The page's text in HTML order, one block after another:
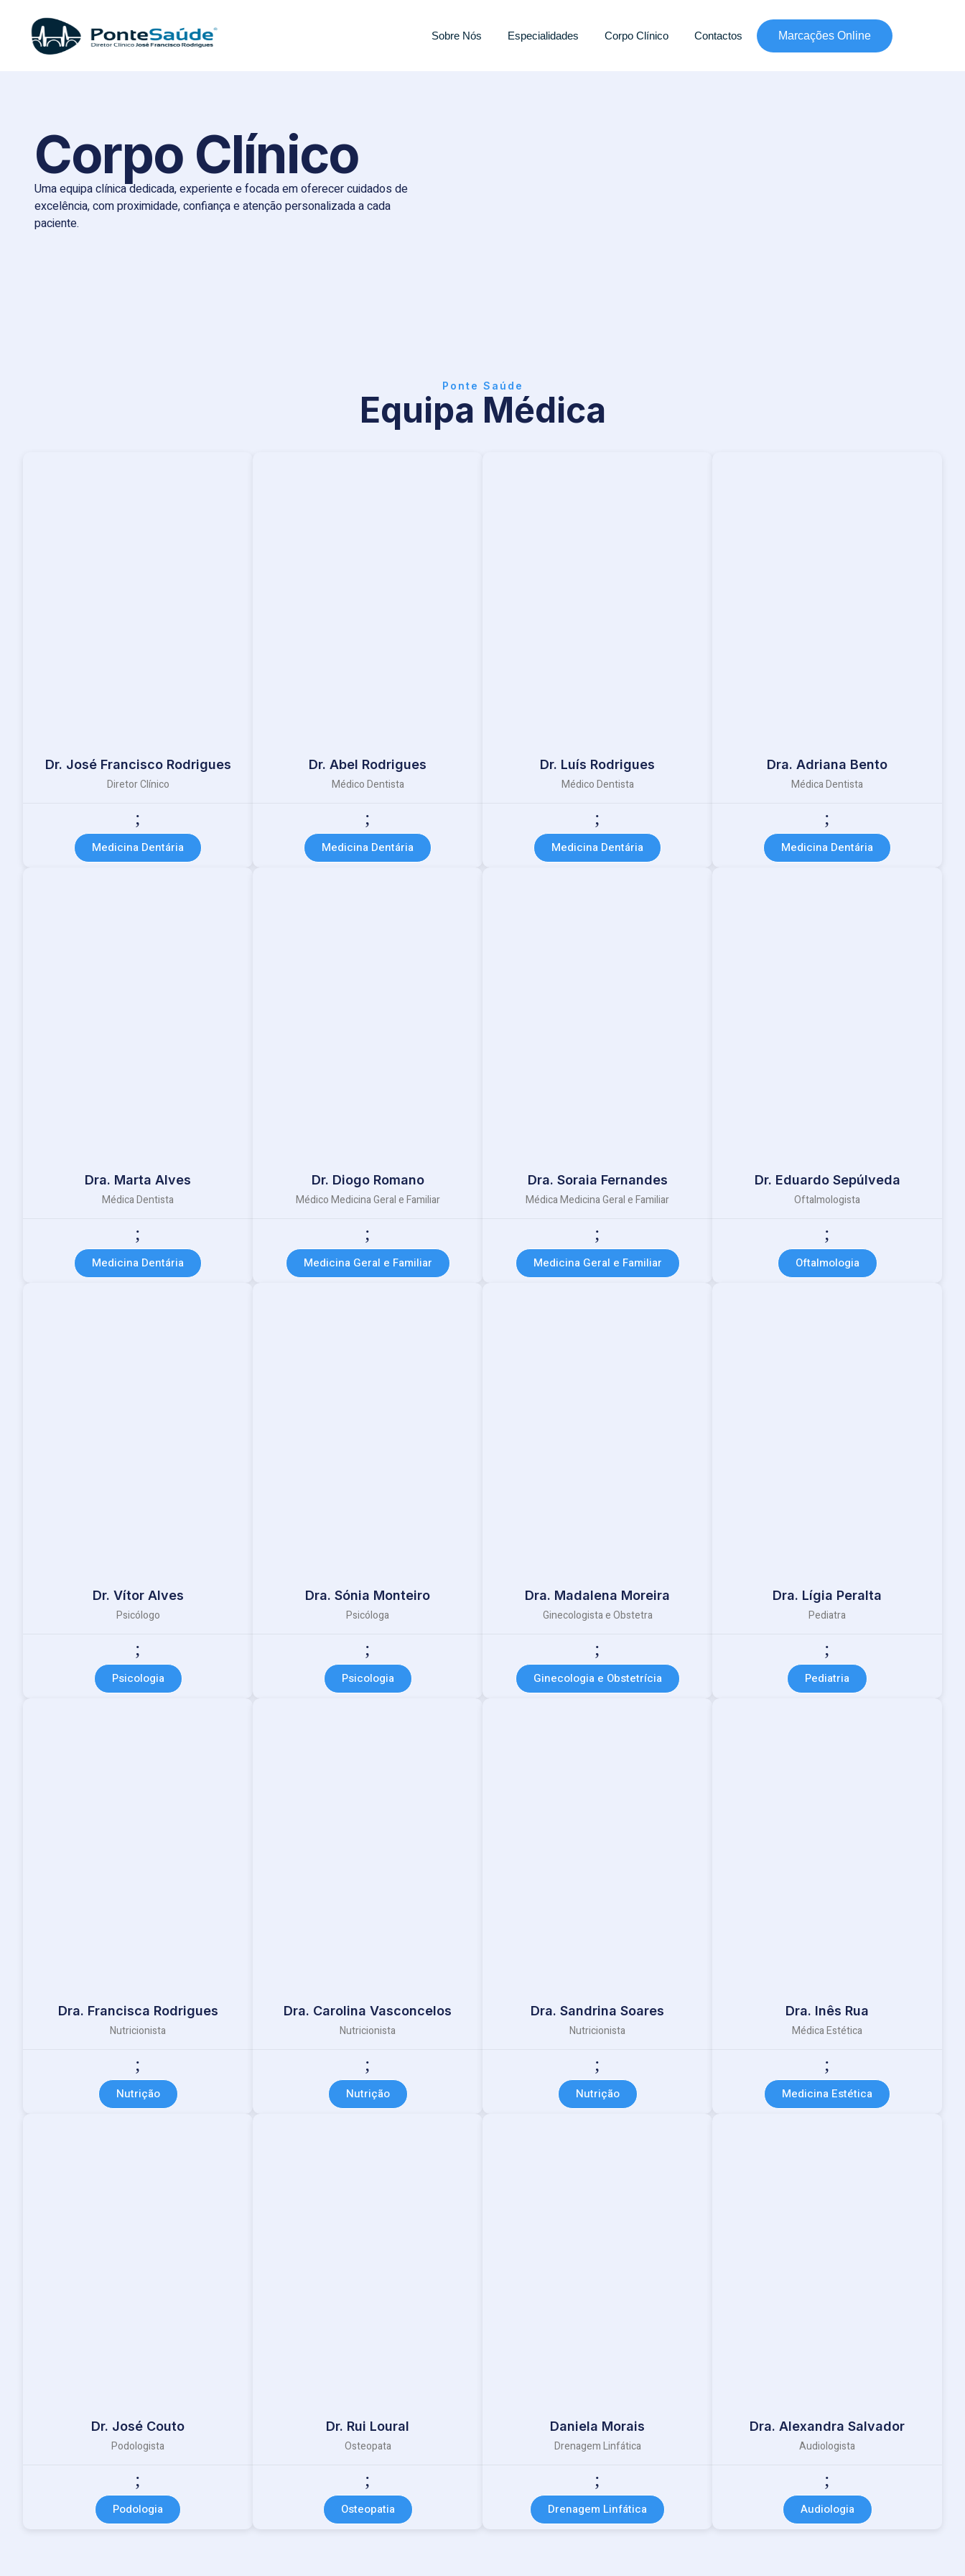
Sobre Nós Especialidades Corpo Clínico Contactos Marcações Online
Corpo Clínico
Uma equipa clínica dedicada, experiente e focada em oferecer cuidados de
excelência, com proximidade, confiança e atenção personalizada a cada
paciente.
Ponte Saúde
Equipa Médica
Dr. José Francisco Rodrigues
Diretor Clínico
Medicina Dentária
Dr. Abel Rodrigues
Médico Dentista
Medicina Dentária
Dr. Luís Rodrigues
Médico Dentista
Medicina Dentária
Dra. Adriana Bento
Médica Dentista
Medicina Dentária
Dra. Marta Alves
Médica Dentista
Medicina Dentária
Dr. Diogo Romano
Médico Medicina Geral e Familiar
Medicina Geral e Familiar
Dra. Soraia Fernandes
Médica Medicina Geral e Familiar
Medicina Geral e Familiar
Dr. Eduardo Sepúlveda
Oftalmologista
Oftalmologia
Dr. Vítor Alves
Psicólogo
Psicologia
Dra. Sónia Monteiro
Psicóloga
Psicologia
Dra. Madalena Moreira
Ginecologista e Obstetra
Ginecologia e Obstetrícia
Dra. Lígia Peralta
Pediatra
Pediatria
Dra. Francisca Rodrigues
Nutricionista
Nutrição
Dra. Carolina Vasconcelos
Nutricionista
Nutrição
Dra. Sandrina Soares
Nutricionista
Nutrição
Dra. Inês Rua
Médica Estética
Medicina Estética
Dr. José Couto
Podologista
Podologia
Dr. Rui Loural
Osteopata
Osteopatia
Daniela Morais
Drenagem Linfática
Drenagem Linfática
Dra. Alexandra Salvador
Audiologista
Audiologia